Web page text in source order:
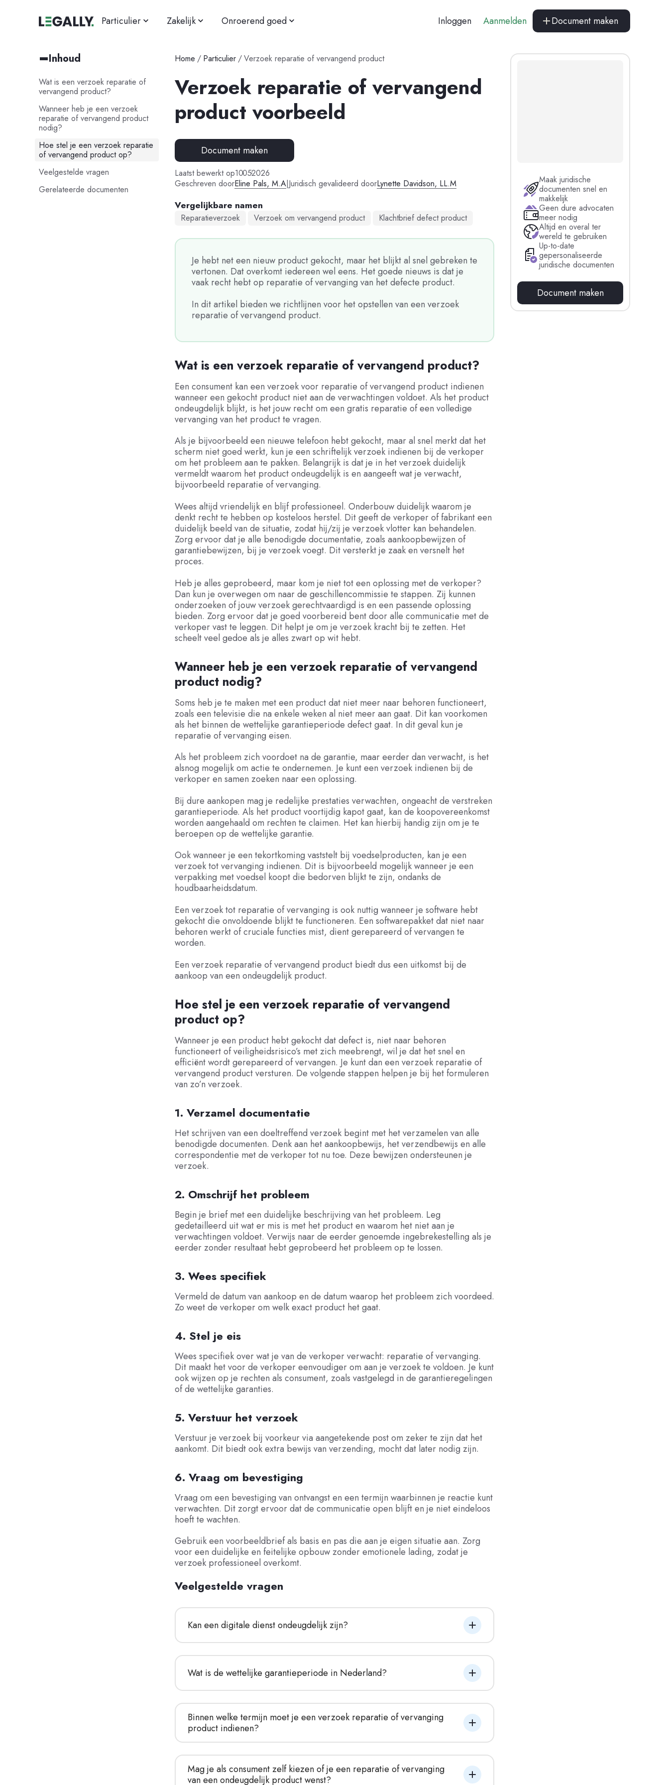
Particulier Zakelijk Onroerend goed Inloggen Aanmelden Document maken
Home / Particulier /Verzoek reparatie of vervangend product
Verzoek reparatie of vervangend
product voorbeeld
Document maken
Laatst bewerkt op10-05-2026
Geschreven doorEline Pals, M.A|Juridisch gevalideerd doorLynette Davidson, LL.M
Vergelijkbare namen
Reparatieverzoek Verzoek om vervangend product Klachtbrief defect product
Maak juridische
documenten snel en
makkelijk
Geen dure advocaten
meer nodig
Altijd en overal ter
wereld te gebruiken
Up-to-date
gepersonaliseerde
juridische documenten
Document maken
Je hebt net een nieuw product gekocht, maar het blijkt al snel gebreken te
vertonen. Dat overkomt iedereen wel eens. Het goede nieuws is dat je
vaak recht hebt op reparatie of vervanging van het defecte product.
In dit artikel bieden we richtlijnen voor het opstellen van een verzoek
reparatie of vervangend product.
Inhoud
Wat is een verzoek reparatie of
vervangend product?
Wanneer heb je een verzoek
reparatie of vervangend product
nodig?
Hoe stel je een verzoek reparatie
of vervangend product op?
Veelgestelde vragen
Gerelateerde documenten
Wat is een verzoek reparatie of vervangend product?
Een consument kan een verzoek voor reparatie of vervangend product indienen
wanneer een gekocht product niet aan de verwachtingen voldoet. Als het product
ondeugdelijk blijkt, is het jouw recht om een gratis reparatie of een volledige
vervanging van het product te vragen.
Als je bijvoorbeeld een nieuwe telefoon hebt gekocht, maar al snel merkt dat het
scherm niet goed werkt, kun je een schriftelijk verzoek indienen bij de verkoper
om het probleem aan te pakken. Belangrijk is dat je in het verzoek duidelijk
vermeldt waarom het product ondeugdelijk is en aangeeft wat je verwacht,
bijvoorbeeld reparatie of vervanging.
Wees altijd vriendelijk en blijf professioneel. Onderbouw duidelijk waarom je
denkt recht te hebben op kosteloos herstel. Dit geeft de verkoper of fabrikant een
duidelijk beeld van de situatie, zodat hij/zij je verzoek vlotter kan behandelen.
Zorg ervoor dat je alle benodigde documentatie, zoals aankoopbewijzen of
garantiebewijzen, bij je verzoek voegt. Dit versterkt je zaak en versnelt het
proces.
Heb je alles geprobeerd, maar kom je niet tot een oplossing met de verkoper?
Dan kun je overwegen om naar de geschillencommissie te stappen. Zij kunnen
onderzoeken of jouw verzoek gerechtvaardigd is en een passende oplossing
bieden. Zorg ervoor dat je goed voorbereid bent door alle communicatie met de
verkoper vast te leggen. Dit helpt je om je verzoek kracht bij te zetten. Het
scheelt veel gedoe als je alles zwart op wit hebt.
Wanneer heb je een verzoek reparatie of vervangend
product nodig?
Soms heb je te maken met een product dat niet meer naar behoren functioneert,
zoals een televisie die na enkele weken al niet meer aan gaat. Dit kan voorkomen
als het binnen de wettelijke garantieperiode defect gaat. In dit geval kun je
reparatie of vervanging eisen.
Als het probleem zich voordoet na de garantie, maar eerder dan verwacht, is het
alsnog mogelijk om actie te ondernemen. Je kunt een verzoek indienen bij de
verkoper en samen zoeken naar een oplossing.
Bij dure aankopen mag je redelijke prestaties verwachten, ongeacht de verstreken
garantieperiode. Als het product voortijdig kapot gaat, kan de koopovereenkomst
worden aangehaald om rechten te claimen. Het kan hierbij handig zijn om je te
beroepen op de wettelijke garantie.
Ook wanneer je een tekortkoming vaststelt bij voedselproducten, kan je een
verzoek tot vervanging indienen. Dit is bijvoorbeeld mogelijk wanneer je een
verpakking met voedsel koopt die bedorven blijkt te zijn, ondanks de
houdbaarheidsdatum.
Een verzoek tot reparatie of vervanging is ook nuttig wanneer je software hebt
gekocht die onvoldoende blijkt te functioneren. Een softwarepakket dat niet naar
behoren werkt of cruciale functies mist, dient gerepareerd of vervangen te
worden.
Een verzoek reparatie of vervangend product biedt dus een uitkomst bij de
aankoop van een ondeugdelijk product.
Hoe stel je een verzoek reparatie of vervangend
product op?
Wanneer je een product hebt gekocht dat defect is, niet naar behoren
functioneert of veiligheidsrisico’s met zich meebrengt, wil je dat het snel en
efficiënt wordt gerepareerd of vervangen. Je kunt dan een verzoek reparatie of
vervangend product versturen. De volgende stappen helpen je bij het formuleren
van zo’n verzoek.
1. Verzamel documentatie
Het schrijven van een doeltreffend verzoek begint met het verzamelen van alle
benodigde documenten. Denk aan het aankoopbewijs, het verzendbewijs en alle
correspondentie met de verkoper tot nu toe. Deze bewijzen ondersteunen je
verzoek.
2. Omschrijf het probleem
Begin je brief met een duidelijke beschrijving van het probleem. Leg
gedetailleerd uit wat er mis is met het product en waarom het niet aan je
verwachtingen voldoet. Verwijs naar de eerder genoemde ingebrekestelling als je
eerder zonder resultaat hebt geprobeerd het probleem op te lossen.
3. Wees specifiek
Vermeld de datum van aankoop en de datum waarop het probleem zich voordeed.
Zo weet de verkoper om welk exact product het gaat.
4. Stel je eis
Wees specifiek over wat je van de verkoper verwacht: reparatie of vervanging.
Dit maakt het voor de verkoper eenvoudiger om aan je verzoek te voldoen. Je kunt
ook wijzen op je rechten als consument, zoals vastgelegd in de garantieregelingen
of de wettelijke garanties.
5. Verstuur het verzoek
Verstuur je verzoek bij voorkeur via aangetekende post om zeker te zijn dat het
aankomt. Dit biedt ook extra bewijs van verzending, mocht dat later nodig zijn.
6. Vraag om bevestiging
Vraag om een bevestiging van ontvangst en een termijn waarbinnen je reactie kunt
verwachten. Dit zorgt ervoor dat de communicatie open blijft en je niet eindeloos
hoeft te wachten.
Gebruik een voorbeeldbrief als basis en pas die aan je eigen situatie aan. Zorg
voor een duidelijke en feitelijke opbouw zonder emotionele lading, zodat je
verzoek professioneel overkomt.
Veelgestelde vragen
Kan een digitale dienst ondeugdelijk zijn?
Wat is de wettelijke garantieperiode in Nederland?
Binnen welke termijn moet je een verzoek reparatie of vervanging
product indienen?
Mag je als consument zelf kiezen of je een reparatie of vervanging
van een ondeugdelijk product wenst?